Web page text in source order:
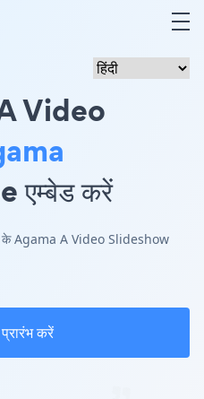
A Video
करें
के Agama A Video Slideshow
करें